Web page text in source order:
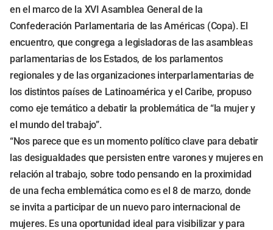
en el marco de la XVI Asamblea General de la
Confederación Parlamentaria de las Américas (Copa). El
encuentro, que congrega a legisladoras de las asambleas
parlamentarias de los Estados, de los parlamentos
regionales y de las organizaciones interparlamentarias de
los distintos países de Latinoamérica y el Caribe, propuso
como eje temático a debatir la problemática de “la mujer y
el mundo del trabajo”.
“Nos parece que es un momento político clave para debatir
las desigualdades que persisten entre varones y mujeres en
relación al trabajo, sobre todo pensando en la proximidad
de una fecha emblemática como es el 8 de marzo, donde
se invita a participar de un nuevo paro internacional de
mujeres. Es una oportunidad ideal para visibilizar y para